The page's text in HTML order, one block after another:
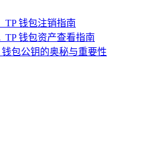
钱包注销指南
钱包资产查看指南
包公钥的奥秘与重要性